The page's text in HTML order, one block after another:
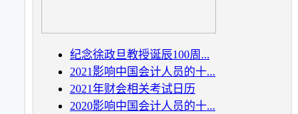
纪念徐政旦教授诞辰100周...
2021影响中国会计人员的十...
2021年财会相关考试日历
2020影响中国会计人员的十...